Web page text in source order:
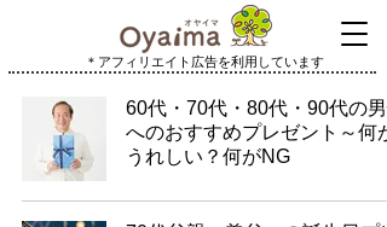
＊アフィリエイト広告を利用しています
60代・70代・80代・90代の男
へのおすすめプレゼント～何が
うれしい？何がNG